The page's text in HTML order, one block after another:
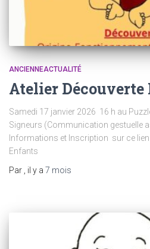
ANCIENNEACTUALITÉ
Atelier Découverte
Samedi 17 janvier 2026 16 h au
Signeurs (Communication gestuelle
Informations et Inscription sur ce
Enfants
Par
, il y a 7 mois